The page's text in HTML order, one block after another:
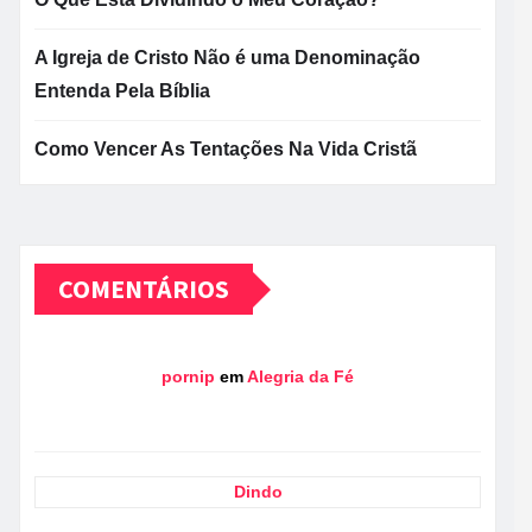
A Igreja de Cristo Não é uma Denominação
Entenda Pela Bíblia
Como Vencer As Tentações Na Vida Cristã
COMENTÁRIOS
pornip emAlegria da Fé
Dindo